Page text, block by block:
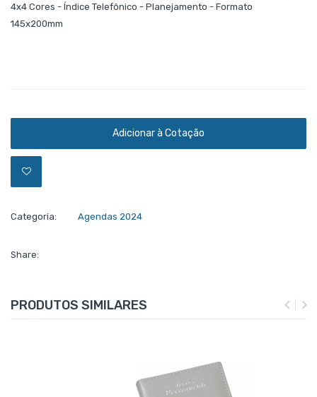
4x4 Cores - Índice Telefônico - Planejamento - Formato
145x200mm
Adicionar à Cotação
Categoria: Agendas 2024
Share:
PRODUTOS SIMILARES